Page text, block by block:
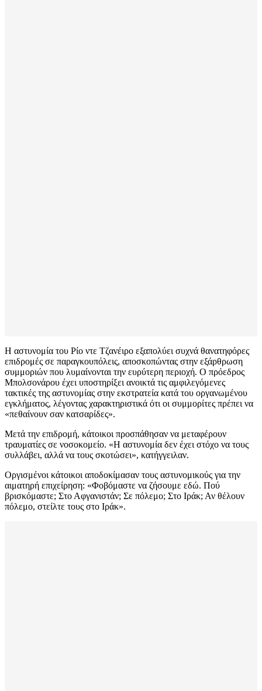
Η αστυνομία του Ρίο ντε Τζανέιρο εξαπολύει συχνά θανατηφόρες
επιδρομές σε παραγκουπόλεις, αποσκοπώντας στην εξάρθρωση
συμμοριών που λυμαίνονται την ευρύτερη περιοχή. Ο πρόεδρος
Μπολσονάρου έχει υποστηρίξει ανοικτά τις αμφιλεγόμενες
τακτικές της αστυνομίας στην εκστρατεία κατά του οργανωμένου
εγκλήματος, λέγοντας χαρακτηριστικά ότι οι συμμορίτες πρέπει να
«πεθαίνουν σαν κατσαρίδες».
Μετά την επιδρομή, κάτοικοι προσπάθησαν να μεταφέρουν
τραυματίες σε νοσοκομείο. «Η αστυνομία δεν έχει στόχο να τους
συλλάβει, αλλά να τους σκοτώσει», κατήγγειλαν.
Οργισμένοι κάτοικοι αποδοκίμασαν τους αστυνομικούς για την
αιματηρή επιχείρηση: «Φοβόμαστε να ζήσουμε εδώ. Πού
βρισκόμαστε; Στο Αφγανιστάν; Σε πόλεμο; Στο Ιράκ; Αν θέλουν
πόλεμο, στείλτε τους στο Ιράκ».